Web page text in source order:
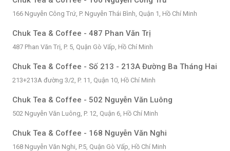
166 Nguyễn Công Trứ, P. Nguyễn Thái Bình, Quận 1, Hồ Chí Minh
Chuk Tea & Coffee - 487 Phan Văn Trị
487 Phan Văn Trị, P. 5, Quận Gò Vấp, Hồ Chí Minh
Chuk Tea & Coffee - Số 213 - 213A Đường Ba Tháng Hai
213+213A đường 3/2, P. 11, Quận 10, Hồ Chí Minh
Chuk Tea & Coffee - 502 Nguyễn Văn Luông
502 Nguyễn Văn Luông, P. 12, Quận 6, Hồ Chí Minh
Chuk Tea & Coffee - 168 Nguyễn Văn Nghi
168 Nguyễn Văn Nghi, P.5, Quận Gò Vấp, Hồ Chí Minh